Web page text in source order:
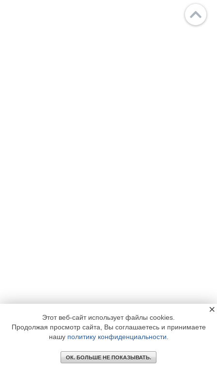
Этот веб-сайт использует файлы cookies.
Продолжая просмотр сайта, Вы соглашаетесь и принимаете
нашу политику конфиденциальности
ОК. БОЛЬШЕ НЕ ПОКАЗЫВАТЬ.
×